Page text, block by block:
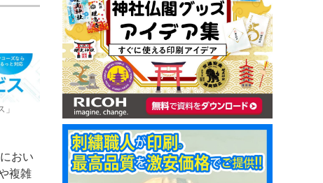
中古印刷機・製本機特集
2022 検査・校正特集
おい
複雑